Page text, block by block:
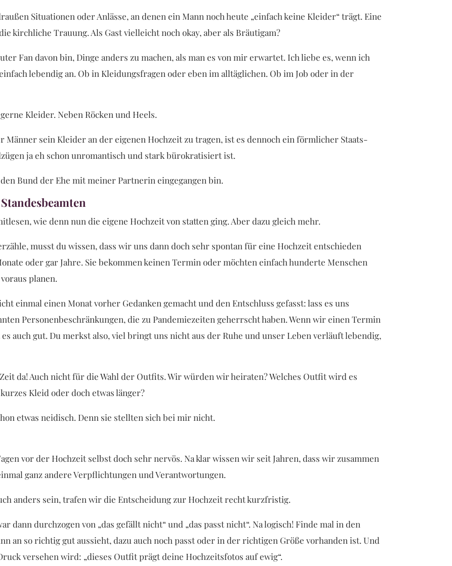
Situationen oder Anlässe, an denen ein Mann noch heute „einfach keine Kleider“ trägt. Eine
kirchliche Trauung. Als Gast vielleicht noch okay, aber als Bräutigam?
Fan davon bin, Dinge anders zu machen, als man es von mir erwartet. Ich liebe es, wenn ich
lebendig an. Ob in Kleidungsfragen oder eben im alltäglichen. Ob im Job oder in der
Kleider. Neben Röcken und Heels.
Männer sein Kleider an der eigenen Hochzeit zu tragen, ist es dennoch ein förmlicher Staats-
ja eh schon unromantisch und stark bürokratisiert ist.
Bund der Ehe mit meiner Partnerin eingegangen bin.
wie denn nun die eigene Hochzeit von statten ging. Aber dazu gleich mehr.
musst du wissen, dass wir uns dann doch sehr spontan für eine Hochzeit entschieden
oder gar Jahre. Sie bekommen keinen Termin oder möchten einfach hunderte Menschen
planen.
einmal einen Monat vorher Gedanken gemacht und den Entschluss gefasst: lass es uns
Personenbeschränkungen, die zu Pandemiezeiten geherrscht haben. Wenn wir einen Termin
auch gut. Du merkst also, viel bringt uns nicht aus der Ruhe und unser Leben verläuft lebendig,
da! Auch nicht für die Wahl der Outfits. Wir würden wir heiraten? Welches Outfit wird es
Kleid oder doch etwas länger?
etwas neidisch. Denn sie stellten sich bei mir nicht.
vor der Hochzeit selbst doch sehr nervös. Na klar wissen wir seit Jahren, dass wir zusammen
ganz andere Verpflichtungen und Verantwortungen.
anders sein, trafen wir die Entscheidung zur Hochzeit recht kurzfristig.
dann durchzogen von „das gefällt nicht“ und „das passt nicht“. Na logisch! Finde mal in den
an so richtig gut aussieht, dazu auch noch passt oder in der richtigen Größe vorhanden ist. Und
versehen wird: „dieses Outfit prägt deine Hochzeitsfotos auf ewig“.